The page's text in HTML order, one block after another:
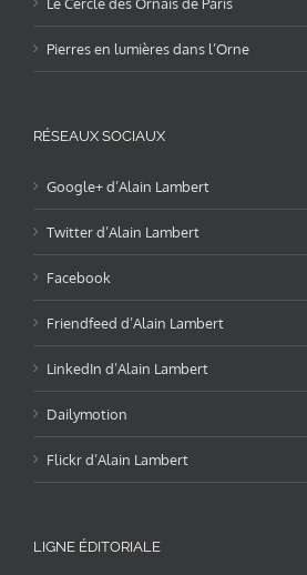
Pierres en lumières dans l’Orne
RÉSEAUX SOCIAUX
Google+ d’Alain Lambert
Twitter d’Alain Lambert
Facebook
Friendfeed d’Alain Lambert
LinkedIn d’Alain Lambert
Dailymotion
Flickr d’Alain Lambert
LIGNE ÉDITORIALE